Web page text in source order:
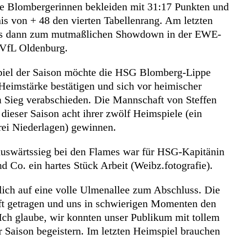
Blombergerinnen bekleiden mit 31:17 Punkten und
von + 48 den vierten Tabellenrang. Am letzten
dann zum mutmaßlichen Showdown in der EWE-
Oldenburg.
der Saison möchte die HSG Blomberg-Lippe
bestätigen und sich vor heimischer
verabschieden. Die Mannschaft von Steffen
Saison acht ihrer zwölf Heimspiele (ein
Niederlagen) gewinnen.
bei den Flames war für HSG-Kapitänin
Co. ein hartes Stück Arbeit (Weibz.fotografie).
auf eine volle Ulmenallee zum Abschluss. Die
getragen und uns in schwierigen Momenten den
glaube, wir konnten unser Publikum mit tollem
begeistern. Im letzten Heimspiel brauchen